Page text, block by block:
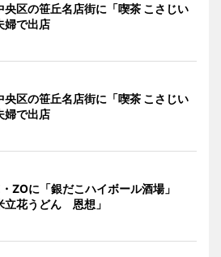
央区の笹丘名店街に「喫茶 こさじい
で出店
央区の笹丘名店街に「喫茶 こさじい
で出店
ZOに「銀だこハイボール酒場」
立花うどん 恩想」